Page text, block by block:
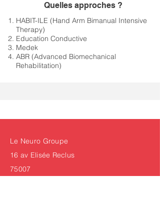
HABIT-ILE (Hand Arm Bimanual Intensive
Therapy)
Education Conductive
Medek
ABR (Advanced Biomechanical
Rehabilitation)
Quelles approches ?
Le Neuro Groupe
16 av Elisée Reclus
75007